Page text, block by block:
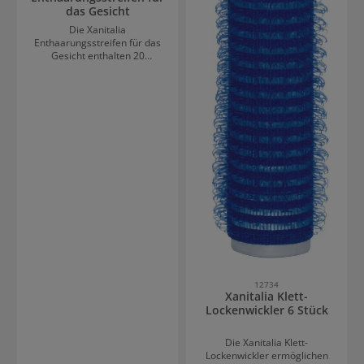
das Gesicht
Die Xanitalia
Enthaarungsstreifen für das
Gesicht enthalten 20
12734
Xanitalia Klett-
Lockenwickler 6 Stück
Die Xanitalia Klett-
Lockenwickler ermöglichen